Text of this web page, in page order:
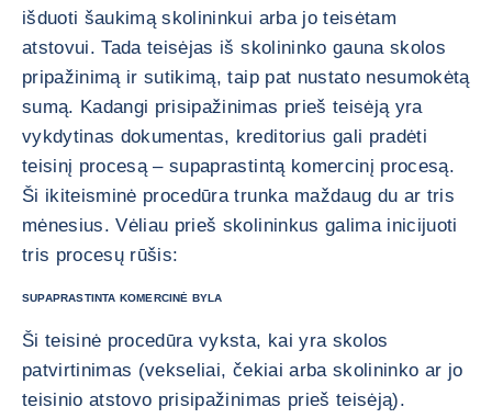
išduoti šaukimą skolininkui arba jo teisėtam
atstovui. Tada teisėjas iš skolininko gauna skolos
pripažinimą ir sutikimą, taip pat nustato nesumokėtą
sumą. Kadangi prisipažinimas prieš teisėją yra
vykdytinas dokumentas, kreditorius gali pradėti
teisinį procesą – supaprastintą komercinį procesą.
Ši ikiteisminė procedūra trunka maždaug du ar tris
mėnesius. Vėliau prieš skolininkus galima inicijuoti
tris procesų rūšis:
SUPAPRASTINTA KOMERCINĖ BYLA
Ši teisinė procedūra vyksta, kai yra skolos
patvirtinimas (vekseliai, čekiai arba skolininko ar jo
teisinio atstovo prisipažinimas prieš teisėją).